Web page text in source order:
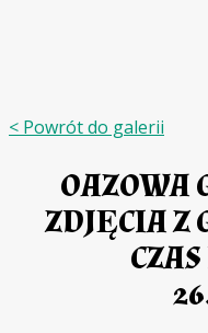
< Powrót do galerii
OAZOWA
ZDJĘCIA Z